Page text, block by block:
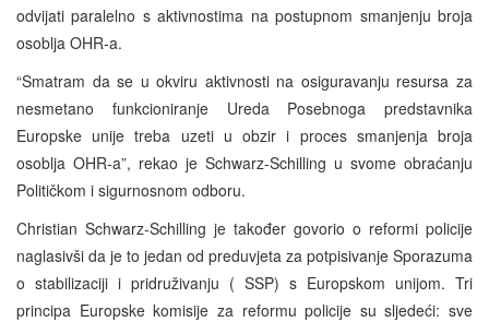
odvijati paralelno s aktivnostima na postupnom smanjenju broja
osoblja OHR-a.
“Smatram da se u okviru aktivnosti na osiguravanju resursa za
nesmetano funkcioniranje Ureda Posebnoga predstavnika
Europske unije treba uzeti u obzir i proces smanjenja broja
osoblja OHR-a”, rekao je Schwarz-Schilling u svome obraćanju
Političkom i sigurnosnom odboru.
Christian Schwarz-Schilling je također govorio o reformi policije
naglasivši da je to jedan od preduvjeta za potpisivanje Sporazuma
o stabilizaciji i pridruživanju ( SSP) s Europskom unijom. Tri
principa Europske komisije za reformu policije su sljedeći: sve